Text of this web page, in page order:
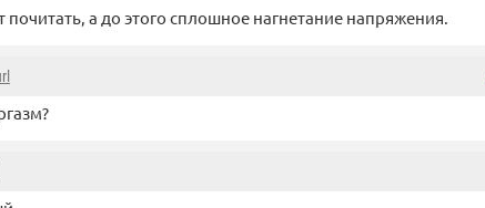
а до этого сплошное нагнетание напряжения.